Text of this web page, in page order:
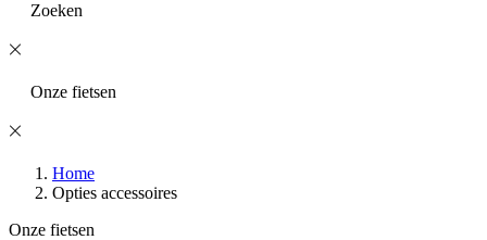
Zoeken
Onze fietsen
Home
Opties accessoires
Onze fietsen